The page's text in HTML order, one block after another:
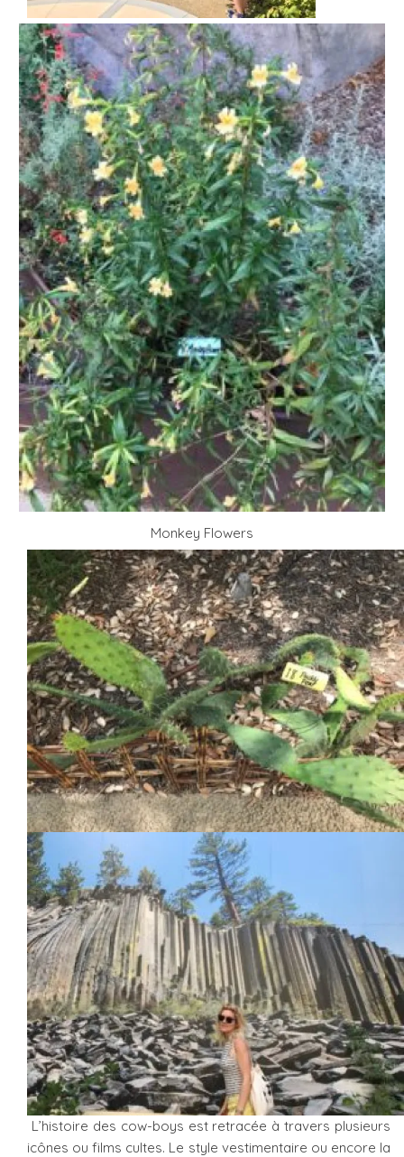
Monkey Flowers
L’histoire des cow-boys est retracée à travers plusieurs
icônes ou films cultes. Le style vestimentaire ou encore la